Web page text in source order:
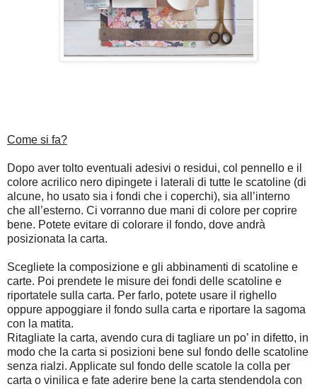
Come si fa?
Dopo aver tolto eventuali adesivi o residui, col pennello e il
colore acrilico nero dipingete i laterali di tutte le scatoline (di
alcune, ho usato sia i fondi che i coperchi), sia all’interno
che all’esterno. Ci vorranno due mani di colore per coprire
bene. Potete evitare di colorare il fondo, dove andrà
posizionata la carta.
Scegliete la composizione e gli abbinamenti di scatoline e
carte. Poi prendete le misure dei fondi delle scatoline e
riportatele sulla carta. Per farlo, potete usare il righello
oppure appoggiare il fondo sulla carta e riportare la sagoma
con la matita.
Ritagliate la carta, avendo cura di tagliare un po’ in difetto, in
modo che la carta si posizioni bene sul fondo delle scatoline
senza rialzi. Applicate sul fondo delle scatole la colla per
carta o vinilica e fate aderire bene la carta stendendola con